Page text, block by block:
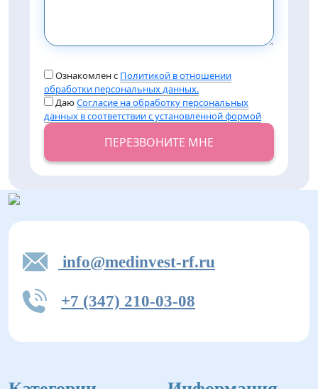
Ознакомлен с Политикой в отношении
обработки персональных данных.
ДаюСогласие на обработку персональных
данных в соответствии с установленной формой
ПЕРЕЗВОНИТЕ МНЕ
info@medinvest-rf.ru
+7 (347) 210-03-08